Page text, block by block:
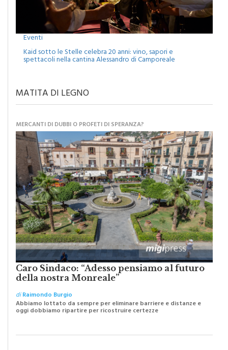
Eventi
Kaid sotto le Stelle celebra 20 anni: vino, sapori e
MATITA DI LEGNO
MERCANTI DI DUBBI O PROFETI DI SPERANZA?
Caro Sindaco: “Adesso pensiamo al futuro
della nostra Monreale”
diRaimondo Burgio